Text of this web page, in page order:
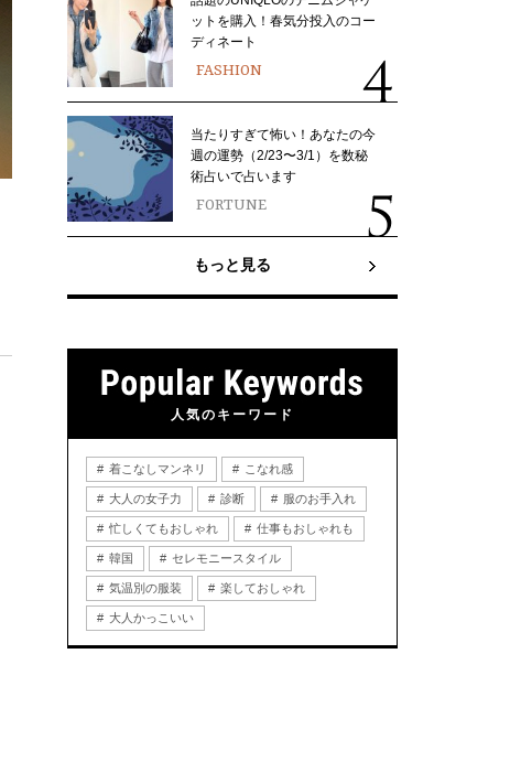
ットを購入！春気分投入のコー
ディネート
FASHION
当たりすぎて怖い！あなたの今
週の運勢（2/23〜3/1）を数秘
術占いで占います
FORTUNE
もっと見る
人気のキーワード
着こなしマンネリ こなれ感
大人の女子力 診断 服のお手入れ
忙しくてもおしゃれ 仕事もおしゃれも
韓国 セレモニースタイル
気温別の服装 楽しておしゃれ
大人かっこいい